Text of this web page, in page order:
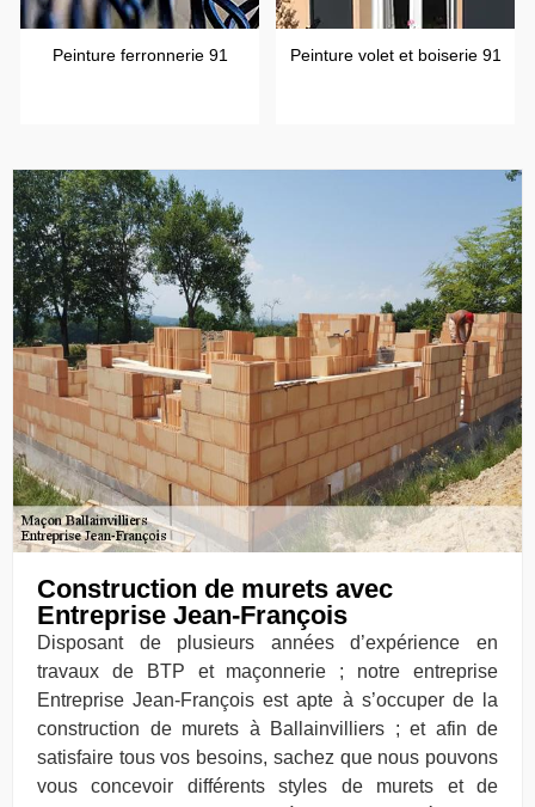
Peinture ferronnerie 91 Peinture volet et boiserie 91
Construction de murets avec
Entreprise Jean-François
Disposant de plusieurs années d’expérience en
travaux de BTP et maçonnerie ; notre entreprise
Entreprise Jean-François est apte à s’occuper de la
construction de murets à Ballainvilliers ; et afin de
satisfaire tous vos besoins, sachez que nous pouvons
vous concevoir différents styles de murets et de